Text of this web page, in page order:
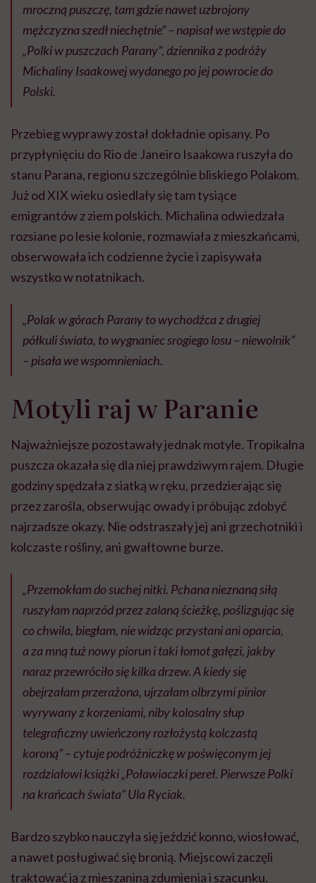
mroczną puszczę, tam gdzie nawet uzbrojony
mężczyzna szedł niechętnie”– napisał we wstępie do
„Polki w puszczach Parany”, dziennika z podróży
Michaliny Isaakowej wydanego po jej powrocie do
Polski.
Przebieg wyprawy został dokładnie opisany. Po
przypłynięciu do Rio de Janeiro Isaakowa ruszyła do
stanu Parana, regionu szczególnie bliskiego Polakom.
Już od XIX wieku osiedlały się tam tysiące
emigrantów z ziem polskich. Michalina odwiedzała
rozsiane po lesie kolonie, rozmawiała z mieszkańcami,
obserwowała ich codzienne życie i zapisywała
wszystko w notatnikach.
„Polak w górach Parany to wychodźca z drugiej
półkuli świata, to wygnaniec srogiego losu – niewolnik”
– pisała we wspomnieniach.
Motyli raj w Paranie
Najważniejsze pozostawały jednak motyle. Tropikalna
puszcza okazała się dla niej prawdziwym rajem. Długie
godziny spędzała z siatką w ręku, przedzierając się
przez zarośla, obserwując owady i próbując zdobyć
najrzadsze okazy. Nie odstraszały jej ani grzechotniki i
kolczaste rośliny, ani gwałtowne burze.
„Przemokłam do suchej nitki. Pchana nieznaną siłą
ruszyłam naprzód przez zalaną ścieżkę, poślizgując się
co chwila, biegłam, nie widząc przystani ani oparcia,
a za mną tuż nowy piorun i taki łomot gałęzi, jakby
naraz przewróciło się kilka drzew. A kiedy się
obejrzałam przerażona, ujrzałam olbrzymi pinior
wyrywany z korzeniami, niby kolosalny słup
telegraficzny uwieńczony rozłożystą kolczastą
koroną”– cytuje podróżniczkę w poświęconym jej
rozdziałowi książki „Poławiaczki pereł. Pierwsze Polki
na krańcach świata” Ula Ryciak.
Bardzo szybko nauczyła się jeździć konno, wiosłować,
a nawet posługiwać się bronią. Miejscowi zaczęli
traktować ją z mieszaniną zdumienia i szacunku.